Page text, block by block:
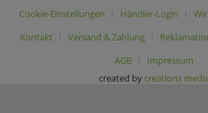
Cookie-Einstellungen Händler-Login
Kontakt
Versand & Zahlung
AGB
Impressum
created by creations media